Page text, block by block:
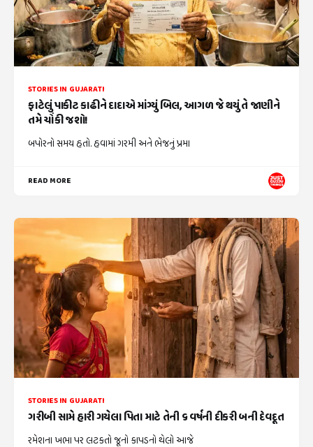
STORIES IN GUJARATI
ફાટેલું પાકીટ કાઢીને દાદાએ માંગ્યું બિલ, આગળ જે થયું તે જાણીને
તમે ચોંકી જશો!
બપોરનો સમય હતો. હવામાં ગરમી અને ભેજનું પ્રમા
READ MORE
STORIES IN GUJARATI
ગરીબી સામે હારી ગયેલા પિતા માટે તેની ૬ વર્ષની દીકરી બની દેવદૂત
રમેશના ખભા પર લટકતો જૂનો કાપડનો થેલો આજે